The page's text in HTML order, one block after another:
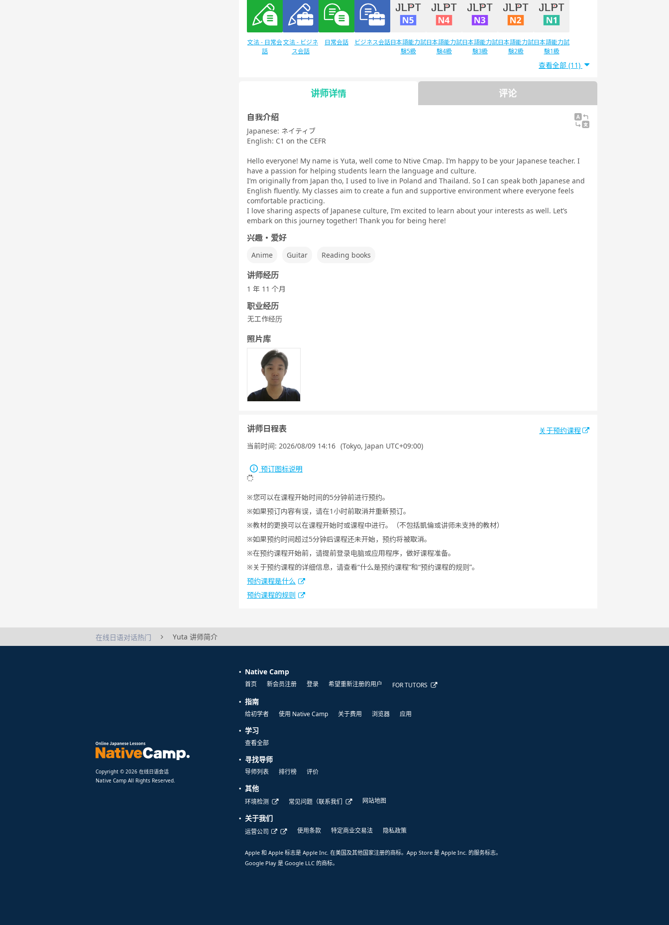
文法 - 日常会
話
文法 - ビジネ
ス会話
日常会話 ビジネス会話日本語能力試
験5級
日本語能力試
験4級
日本語能力試
験3級
日本語能力試
験2級
日本語能力試
験1級
查看全部 (11)
讲师详情 评论
自我介绍
Japanese: ネイティブ
English: C1 on the CEFR
Hello everyone! My name is Yuta, well come to Ntive Cmap. I’m happy to be your Japanese teacher. I
have a passion for helping students learn the language and culture.
I’m originally from Japan tho, I used to live in Poland and Thailand. So I can speak both Japanese and
English fluently. My classes aim to create a fun and supportive environment where everyone feels
comfortable practicing.
I love sharing aspects of Japanese culture, I’m excited to learn about your interests as well. Let’s
embark on this journey together! Thank you for being here!
兴趣・爱好
Anime Guitar Reading books
讲师经历
1 年 11 个月
职业经历
无工作经历
照片库
讲师日程表
关于预约课程
当前时间: 2026/08/09 14:16 (Tokyo, Japan UTC+09:00)
预订图标说明
您可以在课程开始时间的5分钟前进行预约。
如果预订内容有误，请在1小时前取消并重新预订。
教材的更换可以在课程开始时或课程中进行。（不包括凱倫或讲师未支持的教材）
如果预约时间超过5分钟后课程还未开始，预约将被取消。
在预约课程开始前，请提前登录电脑或应用程序，做好课程准备。
关于预约课程的详细信息，请查看“什么是预约课程”和“预约课程的规则”。
预约课程是什么
预约课程的规则
在线日语对话热门 Yuta 讲师简介
Copyright © 2026 在线日语会话
Native Camp All Rights Reserved.
Native Camp
首页 新会员注册 登录 希望重新注册的用户 FOR TUTORS
指南
给初学者 使用 Native Camp 关于费用 浏览器 应用
学习
查看全部
寻找导师
导师列表 排行榜 评价
其他
环境检测 常见问题（联系我们 网站地图
关于我们
运营公司 使用条款 特定商业交易法 隐私政策
Apple 和 Apple 标志是 Apple Inc. 在美国及其他国家注册的商标。App Store 是 Apple Inc. 的服务标志。
Google Play 是 Google LLC 的商标。